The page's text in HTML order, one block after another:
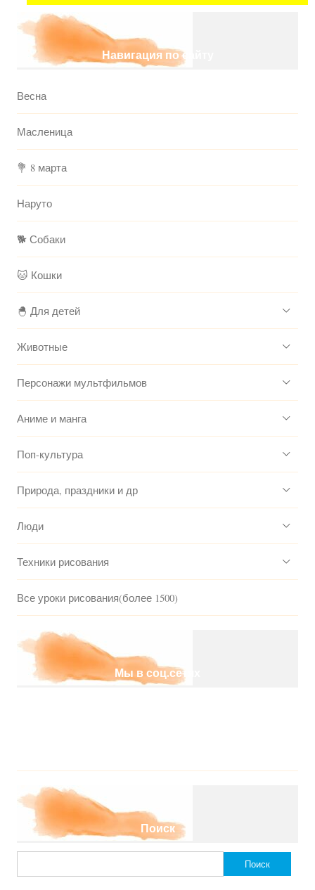
Навигация по сайту
Весна
Масленица
💐 8 марта
Наруто
🐕 Собаки
🐱 Кошки
🐣 Для детей
Животные
Персонажи мультфильмов
Аниме и манга
Поп-культура
Природа, праздники и др
Люди
Техники рисования
Все уроки рисования(более 1500)
Мы в соц.сетях
Поиск